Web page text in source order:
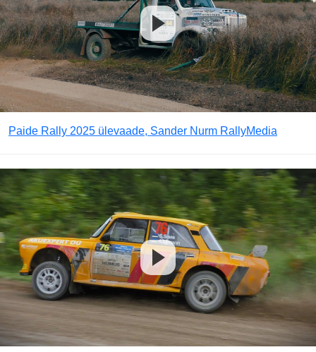
Paide Rally 2025 ülevaade, Sander Nurm RallyMedia